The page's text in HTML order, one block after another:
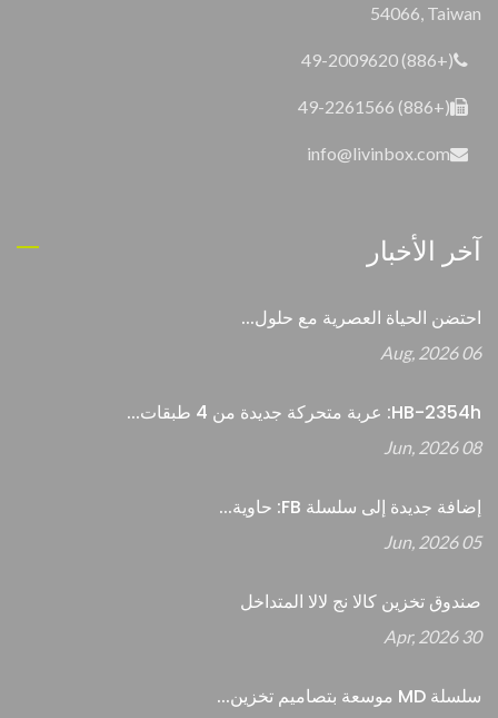
54066, Taiwan
(+886) 49-2009620
(+886) 49-2261566
info@livinbox.com
آخر الأخبار
احتضن الحياة العصرية مع حلول...
06 Aug, 2026
HB-2354h: عربة متحركة جديدة من 4 طبقات...
08 Jun, 2026
إضافة جديدة إلى سلسلة FB: حاوية...
05 Jun, 2026
صندوق تخزين كالا نج لالا المتداخل
30 Apr, 2026
سلسلة MD موسعة بتصاميم تخزين...